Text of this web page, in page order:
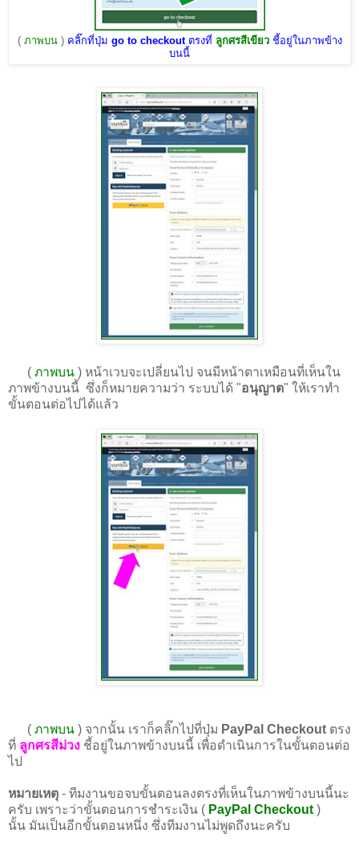
( ภาพบน)คลิ๊กที่ปุ่ม go to checkoutตรงที่ ลูกศรสีเขียวชี้อยู่ในภาพข้าง
บนนี้
( ภาพบน ) หน้าเวบจะเปลี่ยนไป จนมีหน้าตาเหมือนที่เห็นใน
ภาพข้างบนนี้ ซึ่งก็หมายความว่า ระบบได้ "อนุญาต" ให้เราทำ
ขั้นตอนต่อไปได้แล้ว
( ภาพบน ) จากนั้น เราก็คลิ๊กไปที่ปุ่ม PayPal Checkout ตรง
ที่ ลูกศรสีม่วง ชี้อยู่ในภาพข้างบนนี้ เพื่อดำเนินการในขั้นตอนต่อ
ไป
หมายเหตุ - ทีมงานขอจบขั้นตอนลงตรงที่เห็นในภาพข้างบนนี้นะ
ครับ เพราะว่าขั้นตอนการชำระเงิน ( PayPal Checkout )
นั้น มันเป็นอีกขั้นตอนหนึ่ง ซึ่งทีมงานไม่พูดถึงนะครับ